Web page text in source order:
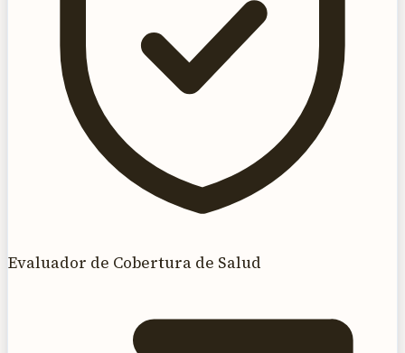
Evaluador de Cobertura de Salud